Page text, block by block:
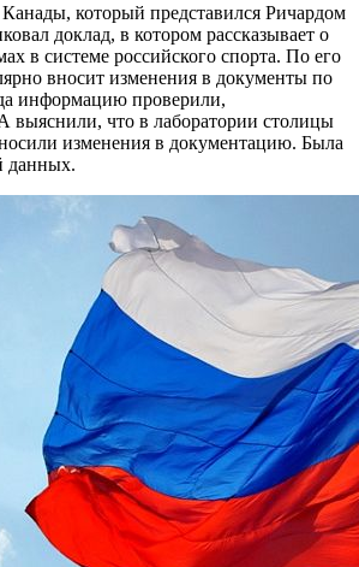
который представился Ричардом
доклад, в котором рассказывает о
в системе российского спорта. По его
вносит изменения в документы по
информацию проверили,
выяснили, что в лаборатории столицы
изменения в документацию. Была
данных.